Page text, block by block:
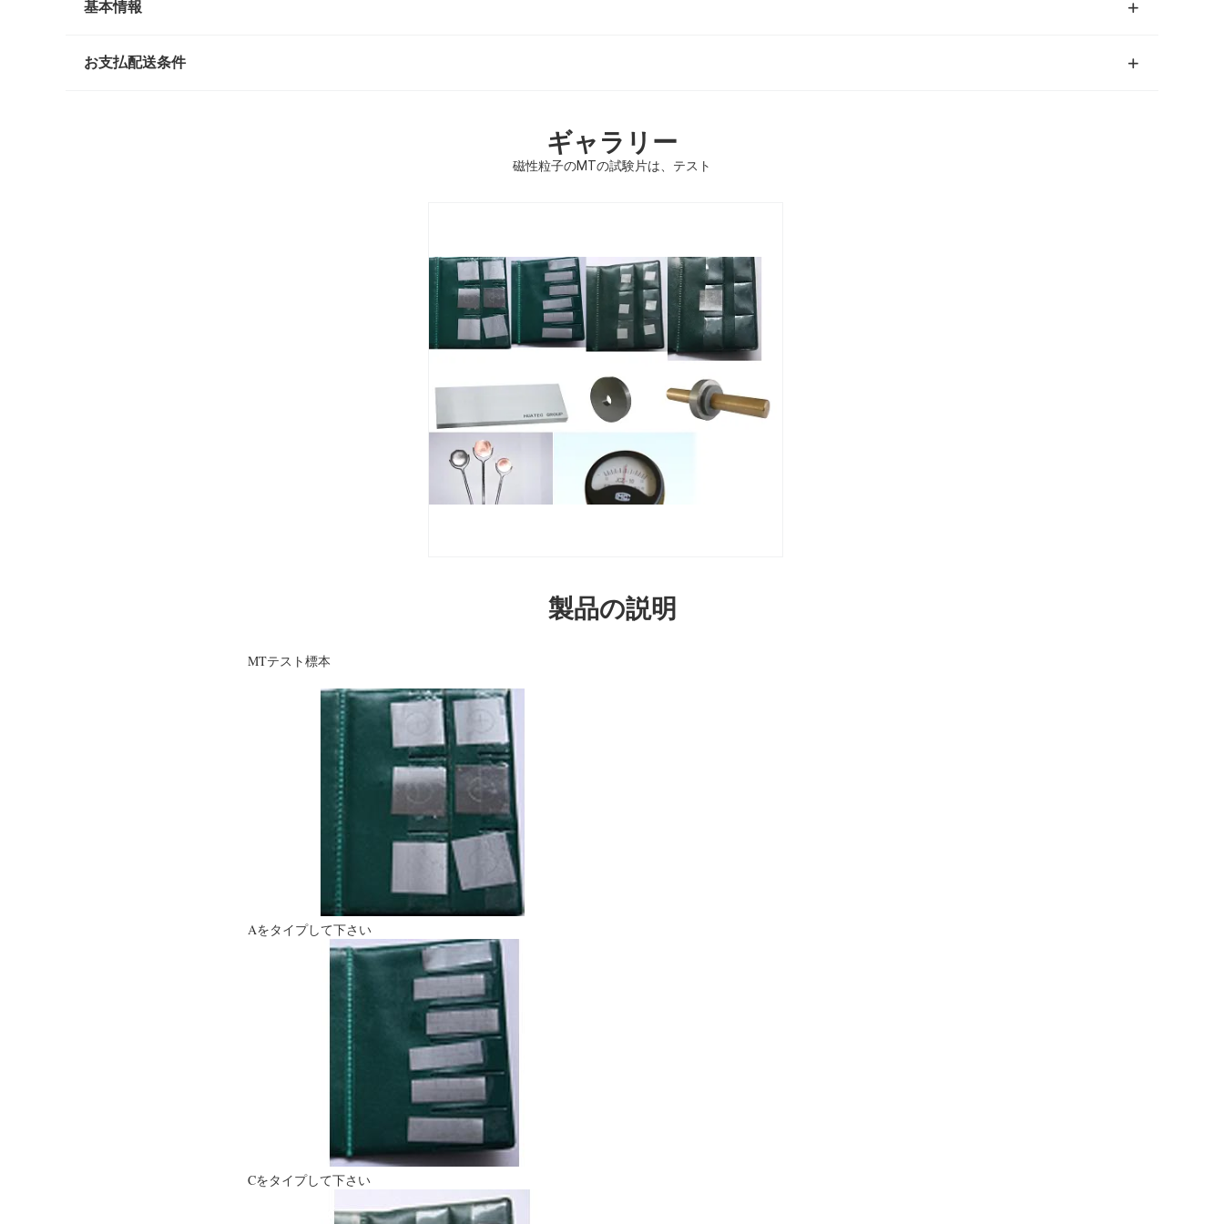
基本情報
お支払配送条件
ギャラリー
磁性粒子のMTの試験片は、テスト
製品の説明
MTテスト標本
Aをタイプして下さい
Cをタイプして下さい